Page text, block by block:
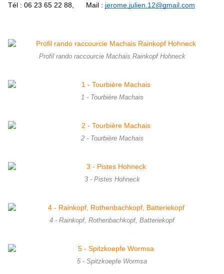
Tél : 06 23 65 22 88,      Mail : jerome.julien.12@gmail.com
Profil rando raccourcie Machais Rainkopf Hohneck
1 - Tourbière Machais
2 - Tourbière Machais
3 - Pistes Hohneck
4 - Rainkopf, Rothenbachkopf, Batteriekopf
5 - Spitzkoepfe Wormsa